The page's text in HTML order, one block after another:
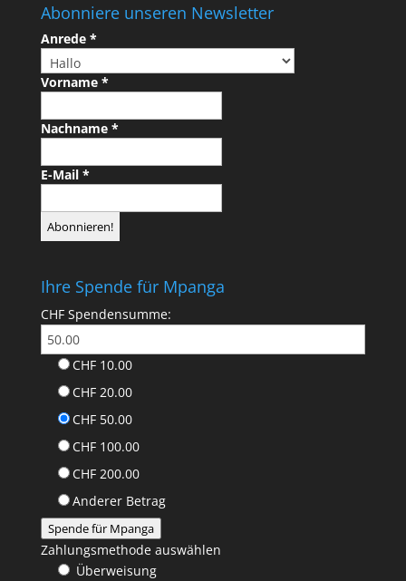
Abonniere unseren Newsletter
Anrede *
Vorname *
Nachname *
E-Mail *
Ihre Spende für Mpanga
CHF Spendensumme:
CHF 10.00
CHF 20.00
CHF 50.00
CHF 100.00
CHF 200.00
Anderer Betrag
Spende für Mpanga
Zahlungsmethode auswählen
Überweisung